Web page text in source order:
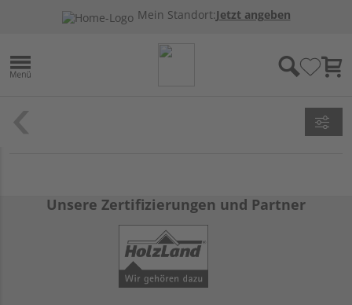
Mein Standort:Jetzt angeben
Unsere Zertifizierungen und Partner